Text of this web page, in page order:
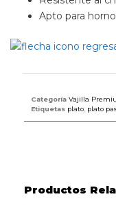
Apto para
Categoría Vajilla
Etiquetas plato plato
Productos